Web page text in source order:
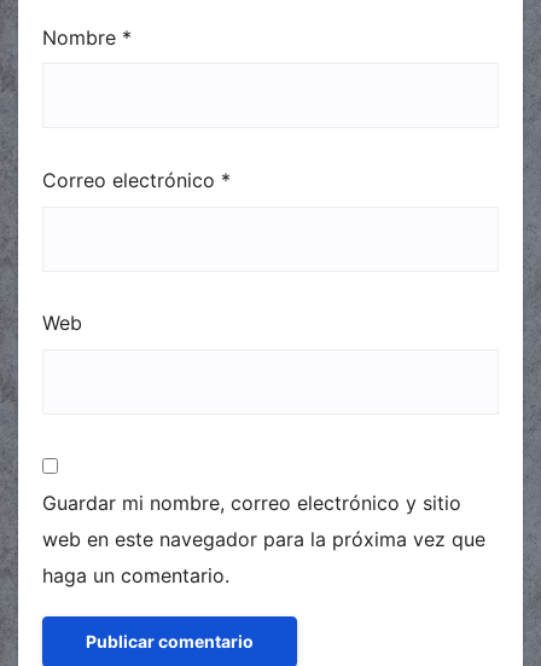
Nombre *
Correo electrónico *
Web
Guardar mi nombre, correo electrónico y sitio
web en este navegador para la próxima vez que
haga un comentario.